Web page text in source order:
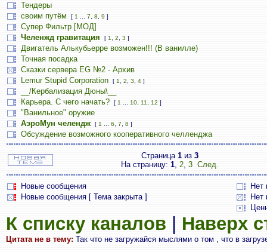
Тендеры
своим путём
[ 1 7 8 9 ]
Супер Фильтр [МОД]
Челенжд гравитация
[ 1 2 3 ]
Двигатель Алькубьерре возможен!!! (В ванилле)
Точная посадка
Сказки сервера EG №2 - Архив
Lemur Stupid Corporation
[ 1 2 3 4 ]
__/Кербализация Дюны\__
Карьера. С чего начать?
[ 1 10 11 12 ]
"Ванильное" оружие
АэроМун челендж
[ 1 6 7 8 ]
Обсуждение возможного кооперативного челленджа
Страница 1 из 3
На страницу: 1, 2, 3 След.
Новые сообщения
Нет
Новые сообщения [ Тема закрыта ]
Нет
К списку каналов Наверх
Цитата не в тему: Так что не загружайся мыслями о том , что в